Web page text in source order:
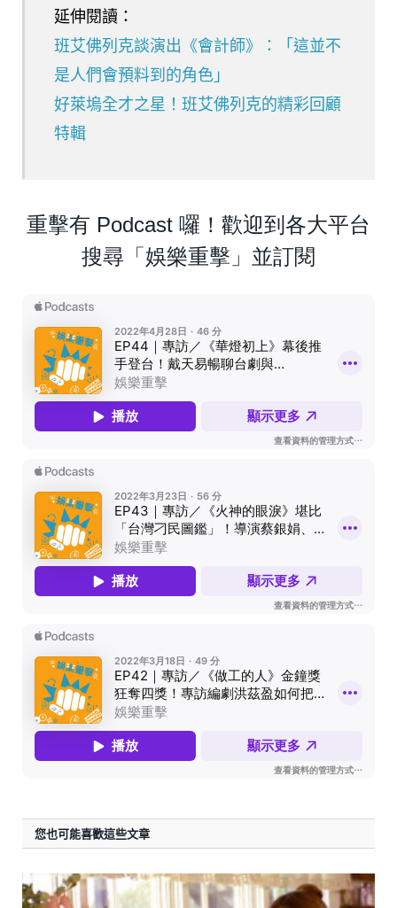
延伸閱讀：
班艾佛列克談演出《會計師》：「這並不
是人們會預料到的角色」
好萊塢全才之星！班艾佛列克的精彩回顧
特輯
重擊有 Podcast 囉！歡迎到各大平台
搜尋「娛樂重擊」並訂閱
您也可能喜歡這些文章